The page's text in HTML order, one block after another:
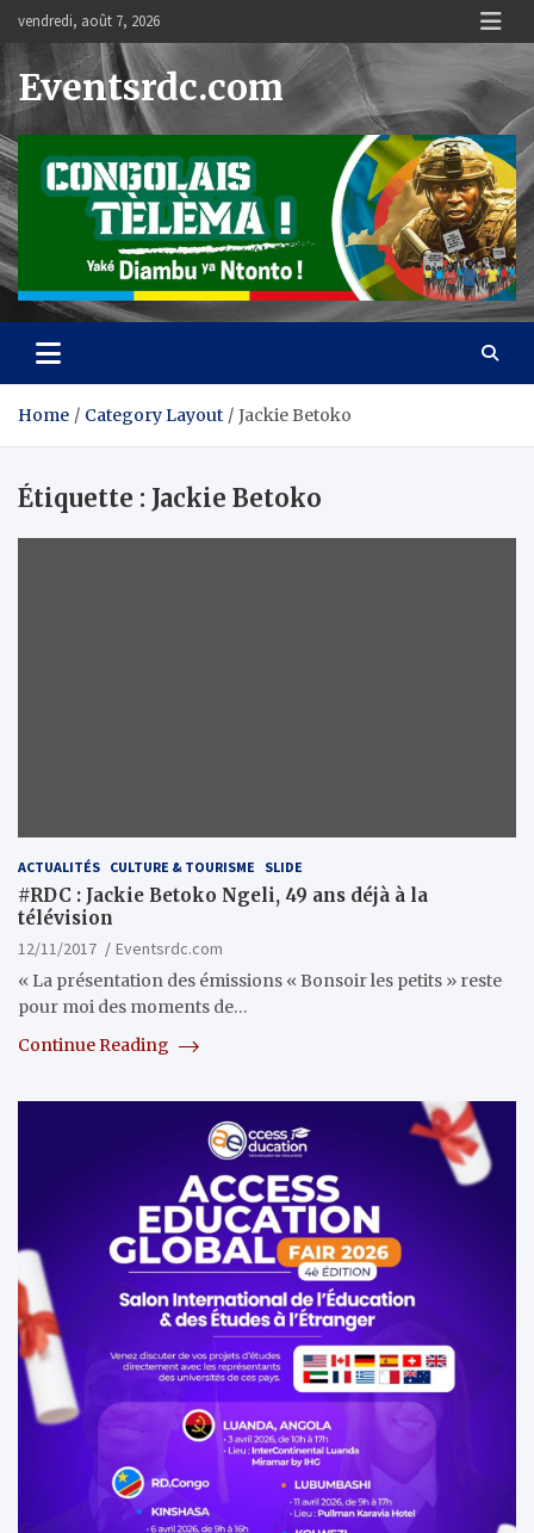
content
vendredi, août 7, 2026
Eventsrdc.com
Home Category Layout Jackie Betoko
Étiquette : Jackie Betoko
ACTUALITÉS CULTURE & TOURISME SLIDE
#RDC : Jackie Betoko Ngeli, 49 ans déjà à la
télévision
12/11/2017
Eventsrdc.com
« La présentation des émissions « Bonsoir les petits » reste
pour moi des moments de…
Continue Reading